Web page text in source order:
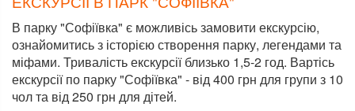
В парку "Софіївка" є можливісь замовити екскурсію,
ознайомитись з історією створення парку, легендами та
міфами. Тривалість екскурсії близько 1,5-2 год. Вартісь
екскурсії по парку "Софіївка" - від 400 грн для групи з 10
чол та від 250 грн для дітей.